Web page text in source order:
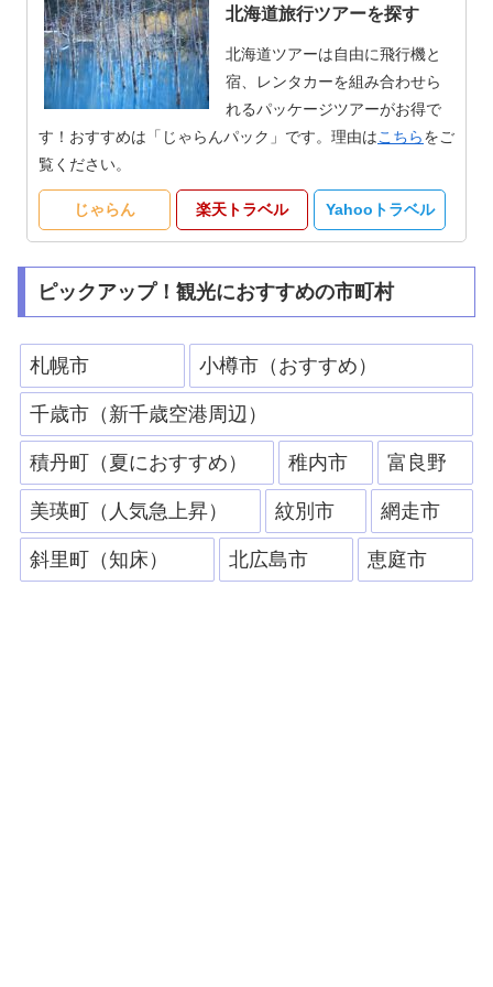
北海道旅行ツアーを探す
北海道ツアーは自由に飛行機と
宿、レンタカーを組み合わせら
れるパッケージツアーがお得で
す！おすすめは「じゃらんパック」です。理由はこちらをご
覧ください。
じゃらん 楽天トラベル Yahooトラベル
ピックアップ！観光におすすめの市町村
札幌市 小樽市（おすすめ）
千歳市（新千歳空港周辺）
積丹町（夏におすすめ） 稚内市 富良野
美瑛町（人気急上昇） 紋別市 網走市
斜里町（知床） 北広島市 恵庭市